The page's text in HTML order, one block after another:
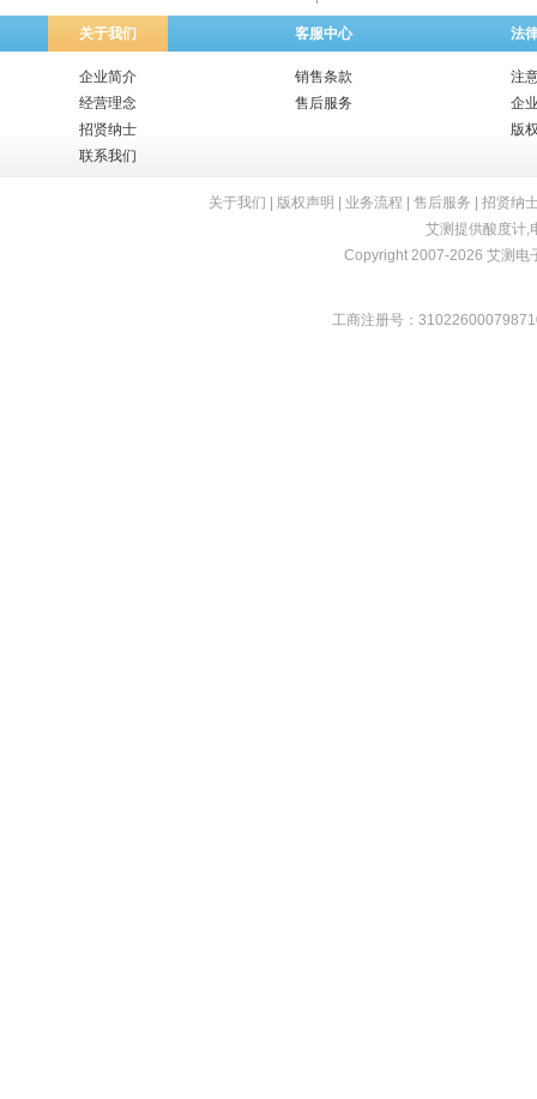
关于我们 客服中心 法
企业简介
经营理念
招贤纳士
联系我们
销售条款
售后服务
注
企
版
关于我们 版权声明 业务流程 售后服务
招贤纳
艾测提供酸度计,
Copyright 2007-2026 艾测电
工商注册号：